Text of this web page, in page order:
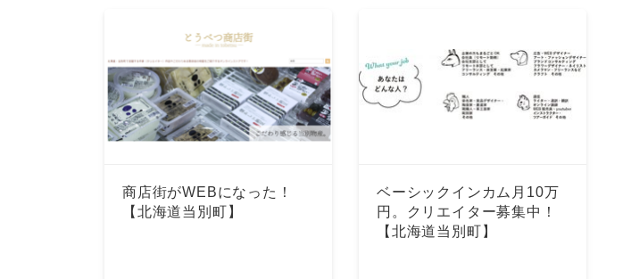
商店街がWEBになった！
【北海道当別町】
ベーシックインカム月10万
円。クリエイター募集中！
【北海道当別町】